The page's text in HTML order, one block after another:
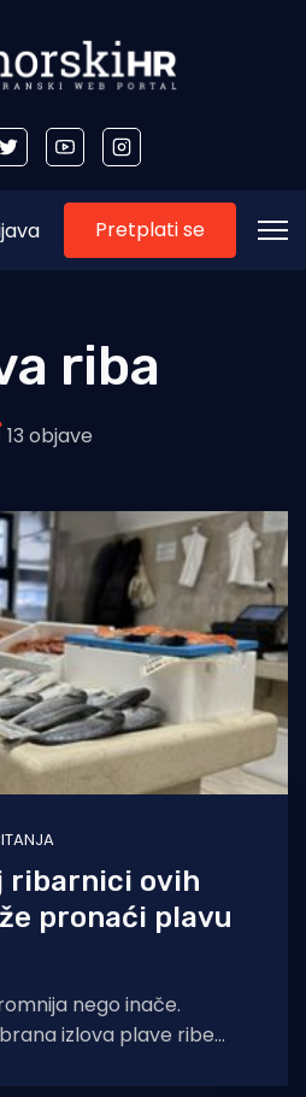
Pretplati se
riba
13 objave
ribarnici ovih
pronaći plavu
nego inače.
izlova plave ribe